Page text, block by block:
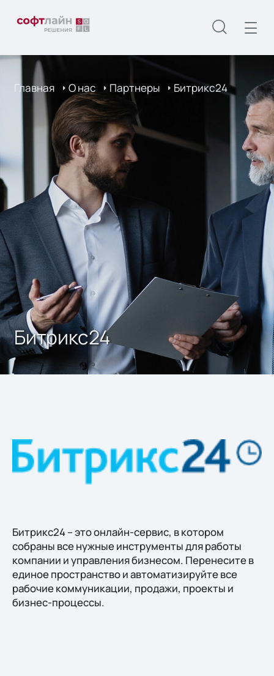
Главная О нас Партнеры Битрикс24
Битрикс24
Битрикс24 – это онлайн-сервис, в котором
собраны все нужные инструменты для работы
компании и управления бизнесом. Перенесите в
единое пространство и автоматизируйте все
рабочие коммуникации, продажи, проекты и
бизнес-процессы.